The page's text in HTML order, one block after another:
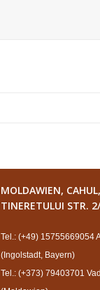
MOLDAWIEN, CAHUL,
TINERETULUI STR.
Tel.: (+49) 15755669054
(Ingolstadt, Bayern)
Tel.: (+373) 79403701